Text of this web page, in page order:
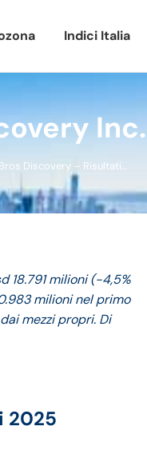
Indici Italia
Inc.
Discovery – Risultati…
18.791 milioni (-4,5%
milioni nel primo
mezzi propri. Di
2025